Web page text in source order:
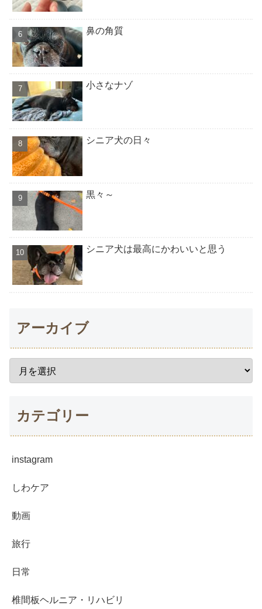
鼻の角質
小さなナゾ
シニア犬の日々
黒々～
シニア犬は最高にかわいいと思う
アーカイブ
カテゴリー
instagram
しわケア
動画
旅行
日常
椎間板ヘルニア・リハビリ